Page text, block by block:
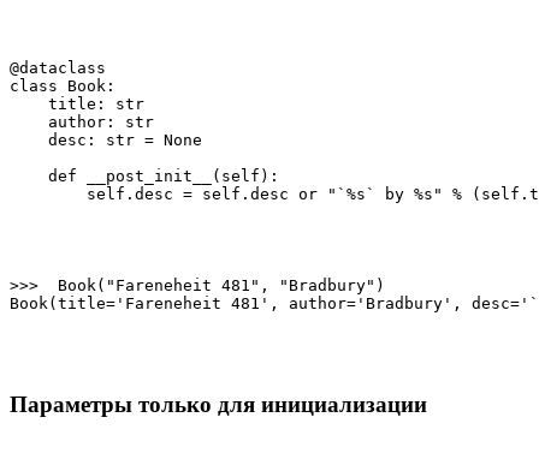
@dataclass
class Book:
    title: str
    author: str
    desc: str = None
    def __post_init__(self):
self.desc = self.desc or "`%s` by %s" %
>>>  Book("Fareneheit 481", "Bradbury")
Book(title='Fareneheit 481', author='Bradbury',
Параметры только для инициализации